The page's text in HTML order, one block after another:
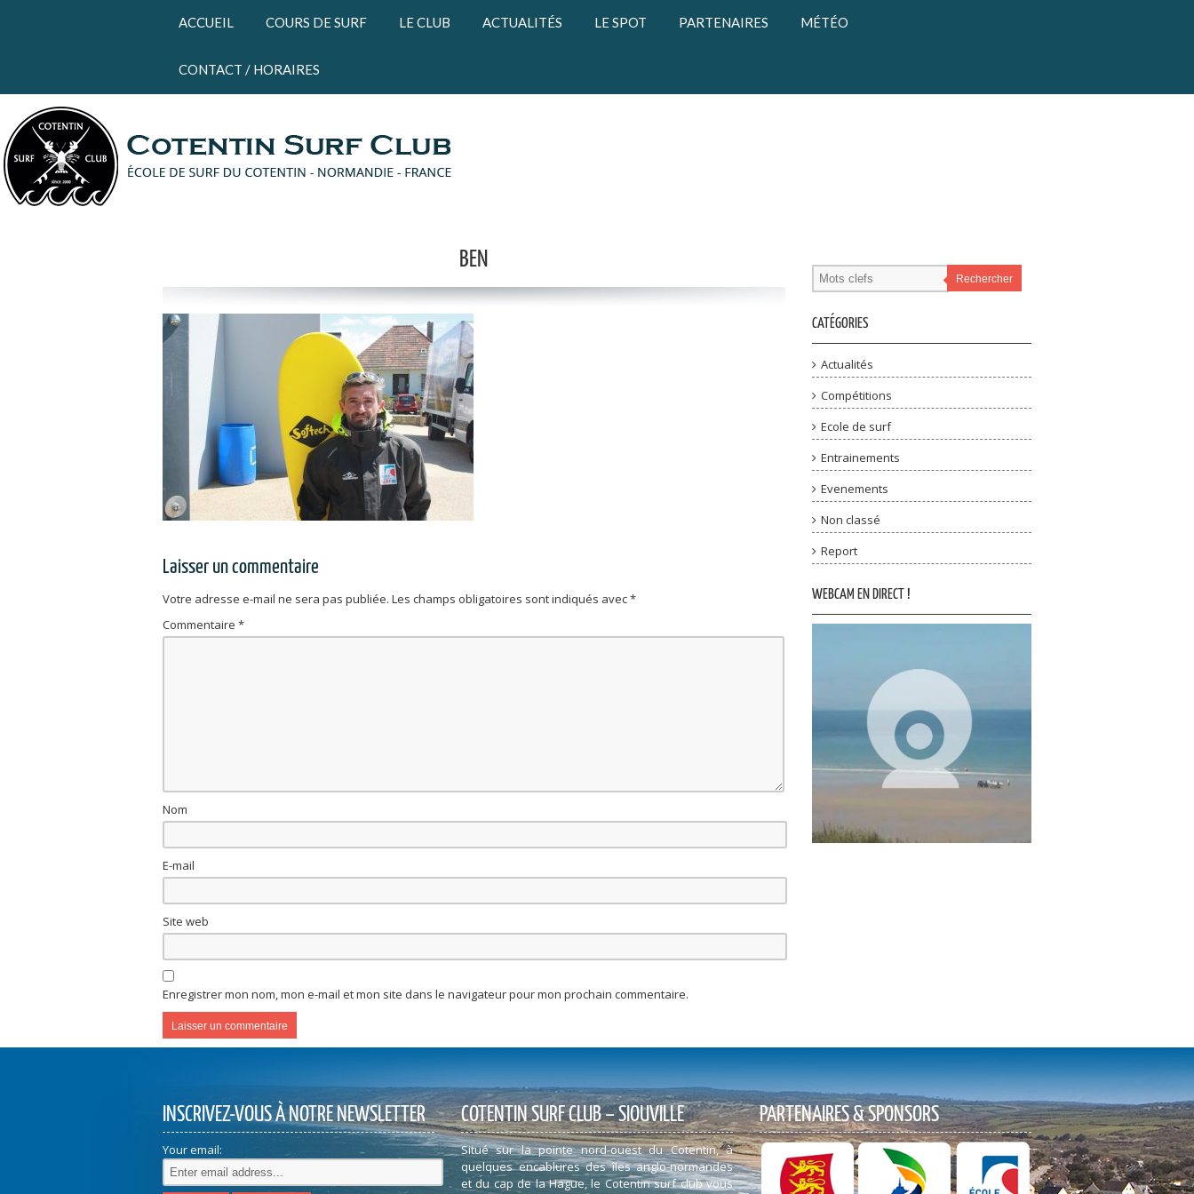
ACCUEIL COURS DE SURF LE CLUB ACTUALITÉS LE SPOT PARTENAIRES MÉTÉO
CONTACT / HORAIRES
BEN
Laisser un commentaire
Votre adresse e-mail ne sera pas publiée. Les champs obligatoires sont indiqués avec*
Commentaire *
Nom
E-mail
Site web
Enregistrer mon nom, mon e-mail et mon site dans le navigateur pour mon prochain commentaire.
Rechercher
CATÉGORIES
Actualités
Compétitions
Ecole de surf
Entrainements
Evenements
Non classé
Report
WEBCAM EN DIRECT !
INSCRIVEZ-VOUS À NOTRE NEWSLETTER
Your email:
COTENTIN SURF CLUB – SIOUVILLE
Situé sur la pointe nord-ouest du Cotentin, à
quelques encablures des îles anglo-normandes
et du cap de la Hague, le Cotentin surf club vous
PARTENAIRES & SPONSORS